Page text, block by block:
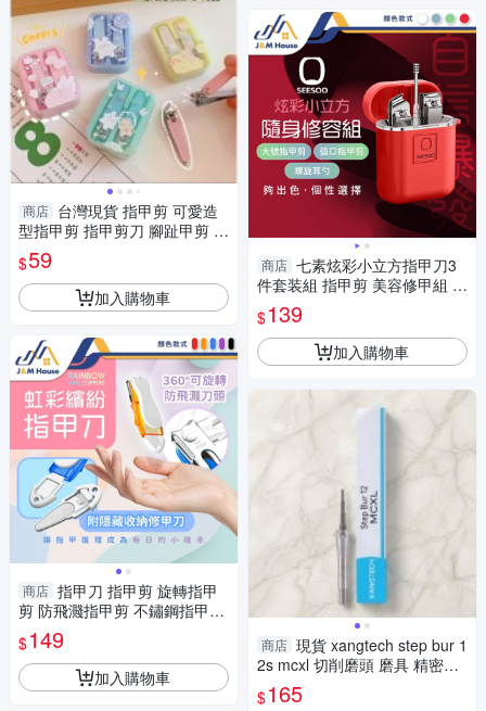
商店 台灣現貨 指甲剪 可愛造
型指甲剪 指甲剪刀 腳趾甲剪 美
甲工具 指甲剪兩件套
$59
加入購物車
商店 指甲刀 指甲剪 旋轉指甲
剪 防飛濺指甲剪 不鏽鋼指甲剪
隨身便攜指甲刀 指甲剪刀 美甲
工具
$149
加入購物車
商店 七素炫彩小立方指甲刀3
件套装組 指甲剪 美容修甲組 隨
身指甲刀 斜口指甲刀 掏耳棒 挖
耳棒
$139
加入購物車
商店 現貨 xangtech step bur 1
2s mcxl 切削磨頭 磨具 精密加
工耗材 4-4
$165